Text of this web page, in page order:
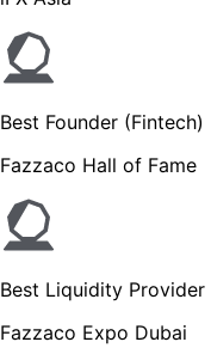
Best Founder (Fintech)
Fazzaco Hall of Fame
Best Liquidity Provider
Fazzaco Expo Dubai